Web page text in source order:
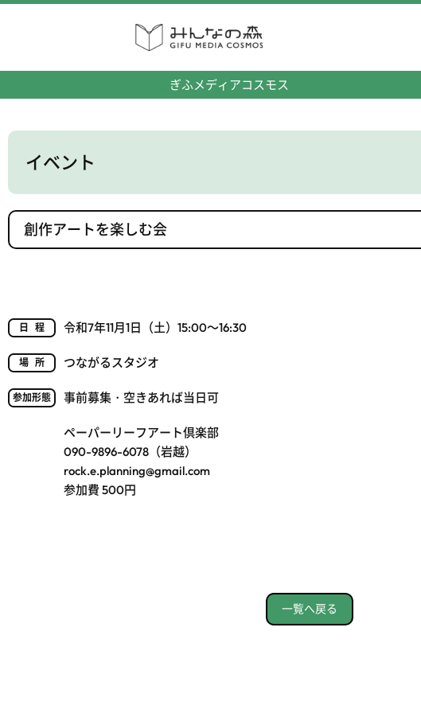
ぎふメディアコスモス
イベント
創作アートを楽しむ会
日程 令和7年11月1日（土）15:00～16:30
場所 つながるスタジオ
参加形態 事前募集・空きあれば当日可
ペーパーリーフアート倶楽部
090-9896-6078（岩越）
rock.e.planning@gmail.com
参加費 500円
一覧へ戻る